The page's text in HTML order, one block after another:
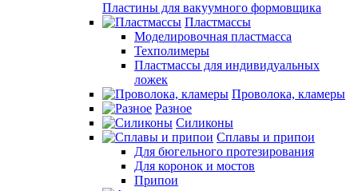
Пластины для вакуумного формовщика
Пластмассы
Моделировочная пластмасса
Техполимеры
Пластмассы для индивидуальных
ложек
Проволока, кламеры
Разное
Силиконы
Сплавы и припои
Для бюгельного протезирования
Для коронок и мостов
Припои